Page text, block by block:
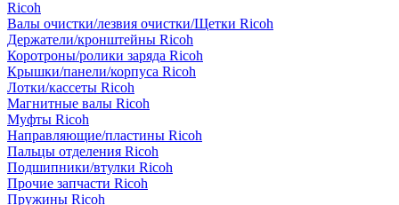
Ricoh
Валы очистки/лезвия очистки/Щетки Ricoh
Держатели/кронштейны Ricoh
Коротроны/ролики заряда Ricoh
Крышки/панели/корпуса Ricoh
Лотки/кассеты Ricoh
Магнитные валы Ricoh
Муфты Ricoh
Направляющие/пластины Ricoh
Пальцы отделения Ricoh
Подшипники/втулки Ricoh
Прочие запчасти Ricoh
Пружины Ricoh